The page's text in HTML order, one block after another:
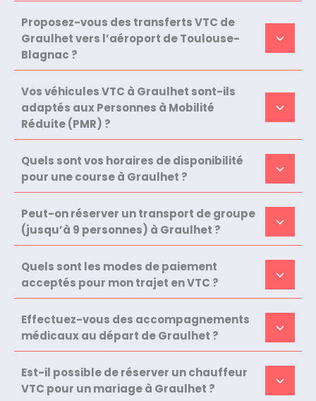
Proposez-vous des transferts VTC de
Graulhet vers l’aéroport de Toulouse-
Blagnac ?
Vos véhicules VTC à Graulhet sont-ils
adaptés aux Personnes à Mobilité
Réduite (PMR) ?
Quels sont vos horaires de disponibilité
pour une course à Graulhet ?
Peut-on réserver un transport de groupe
(jusqu’à 9 personnes) à Graulhet ?
Quels sont les modes de paiement
acceptés pour mon trajet en VTC ?
Effectuez-vous des accompagnements
médicaux au départ de Graulhet ?
Est-il possible de réserver un chauffeur
VTC pour un mariage à Graulhet ?